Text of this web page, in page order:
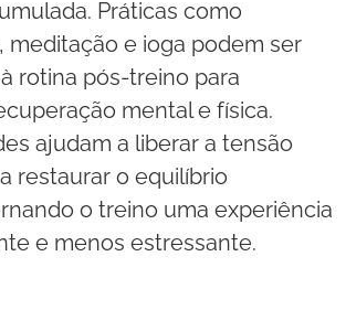
Práticas como
meditação e ioga podem ser
rotina pós-treino para
mental e física.
ajudam a liberar a tensão
restaurar o equilíbrio
o treino uma experiência
e menos estressante.